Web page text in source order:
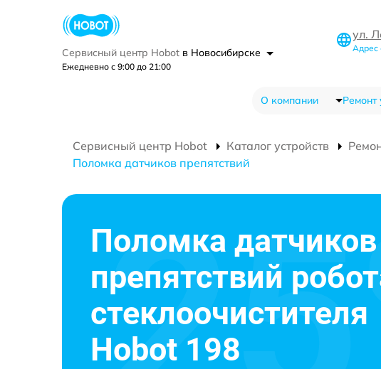
Сервисный центр Hobot в Новосибирске
Ежедневно с 9:00 до 21:00
ул.
Адрес
О компании Ремонт
Сервисный центр Hobot Каталог устройств
Поломка датчиков препятствий
Поломка датчиков
препятствий
стеклоочистителя
Hobot 198